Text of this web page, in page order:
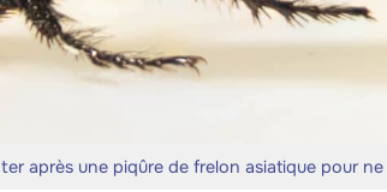
après une piqûre de frelon asiatique pour